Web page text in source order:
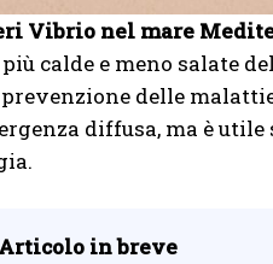
Vibrio nel mare
più calde e meno salate
delle
diffusa, ma è
Articolo in breve